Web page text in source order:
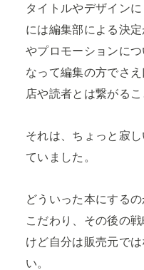
タイトルやデザイン
には編集部による決
やプロモーションに
なって編集の方でさ
店や読者とは繋がるこ
それは、ちょっと寂
ていました。
どういった本にする
こだわり、その後の
けど自分は販売元で
い。